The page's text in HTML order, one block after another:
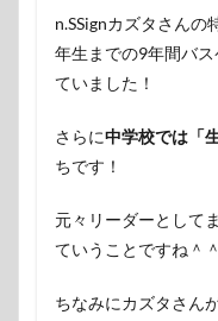
n.SSignカズタさん
年生までの9年間バ
ていました！
さらに中学校では「
ちです！
元々リーダーとして
ていうことですね＾＾
ちなみにカズタさん